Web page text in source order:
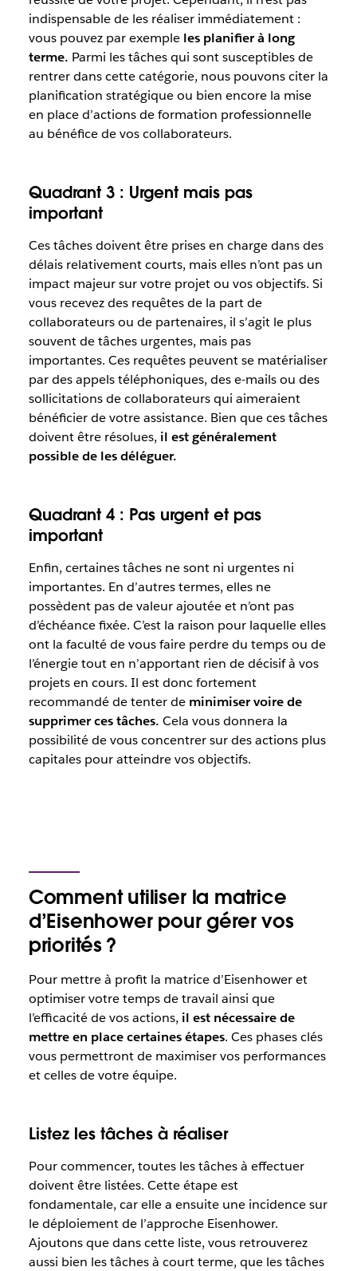
indispensable de les réaliser immédiatement :
vous pouvez par exempleles planifier à long
terme. Parmi les tâches qui sont susceptibles de
rentrer dans cette catégorie, nous pouvons citer la
planification stratégique ou bien encore la mise
en place d’actions de formation professionnelle
au bénéfice de vos collaborateurs.
Quadrant 3 : Urgent mais pas
important
Ces tâches doivent être prises en charge dans des
délais relativement courts, mais elles n’ont pas un
impact majeur sur votre projet ou vos objectifs. Si
vous recevez des requêtes de la part de
collaborateurs ou de partenaires, il s’agit le plus
souvent de tâches urgentes, mais pas
importantes. Ces requêtes peuvent se matérialiser
par des appels téléphoniques, des e-mails ou des
sollicitations de collaborateurs qui aimeraient
bénéficier de votre assistance. Bien que ces tâches
doivent être résolues, il est généralement
possible de les déléguer.
Quadrant 4 : Pas urgent et pas
important
Enfin, certaines tâches ne sont ni urgentes ni
importantes. En d’autres termes, elles ne
possèdent pas de valeur ajoutée et n’ont pas
d’échéance fixée. C’est la raison pour laquelle elles
ont la faculté de vous faire perdre du temps ou de
l’énergie tout en n’apportant rien de décisif à vos
projets en cours. Il est donc fortement
recommandé de tenter deminimiser voire de
supprimer ces tâches. Cela vous donnera la
possibilité de vous concentrer sur des actions plus
capitales pour atteindre vos objectifs.
Comment utiliser la matrice
d’Eisenhower pour gérer vos
priorités ?
Pour mettre à profit la matrice d’Eisenhower et
optimiser votre temps de travail ainsi que
l’efficacité de vos actions, il est nécessaire de
mettre en place certaines étapes. Ces phases clés
vous permettront de maximiser vos performances
et celles de votre équipe.
Listez les tâches à réaliser
Pour commencer, toutes les tâches à effectuer
doivent être listées. Cette étape est
fondamentale, car elle a ensuite une incidence sur
le déploiement de l’approche Eisenhower.
Ajoutons que dans cette liste, vous retrouverez
aussi bien les tâches à court terme, que les tâches